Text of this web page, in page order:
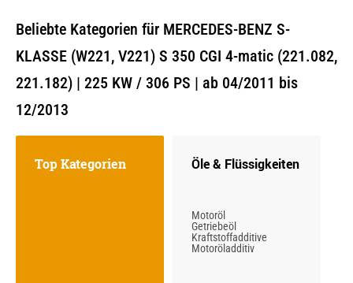
Beliebte Kategorien für MERCEDES-BENZ S-
KLASSE (W221, V221) S 350 CGI 4-matic (221.082,
221.182) | 225 KW / 306 PS | ab 04/2011 bis
12/2013
Top Kategorien Öle & Flüssigkeiten
Motoröl
Getriebeöl
Kraftstoffadditive
Motoröladditiv